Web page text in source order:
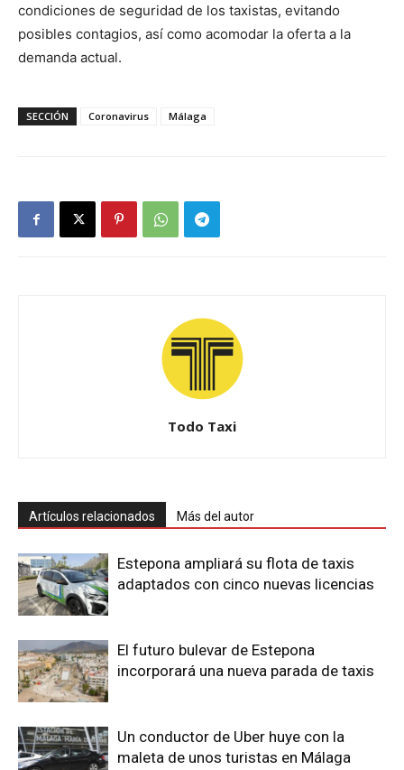
condiciones de seguridad de los taxistas, evitando
posibles contagios, así como acomodar la oferta a la
demanda actual.
SECCIÓN Coronavirus Málaga
Todo Taxi
Artículos relacionados Más del autor
Estepona ampliará su flota de taxis
adaptados con cinco nuevas licencias
El futuro bulevar de Estepona
incorporará una nueva parada de taxis
Un conductor de Uber huye con la
maleta de unos turistas en Málaga